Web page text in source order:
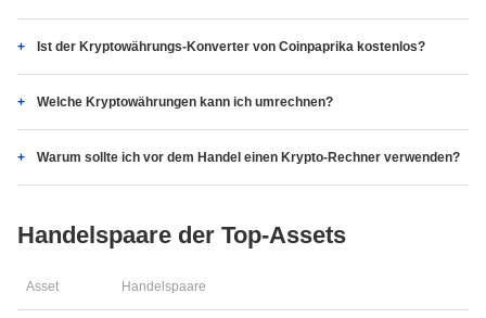
Ist der Kryptowährungs-Konverter von Coinpaprika kostenlos?
Welche Kryptowährungen kann ich umrechnen?
Warum sollte ich vor dem Handel einen Krypto-Rechner verwenden?
Handelspaare der Top-Assets
Asset Handelspaare